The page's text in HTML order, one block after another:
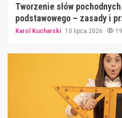
Tworzenie słów
podstawowego – zasady i
Karol Kucharski 10 lipca 2026